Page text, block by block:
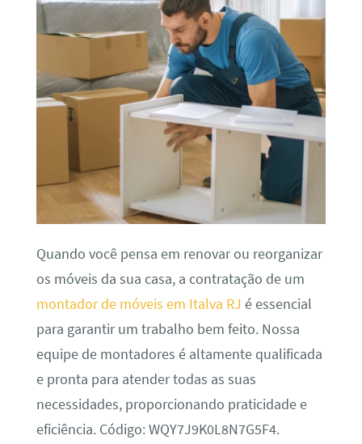
Quando você pensa em renovar ou reorganizar
os móveis da sua casa, a contratação de um
montador de móveis em Italva RJ é essencial
para garantir um trabalho bem feito. Nossa
equipe de montadores é altamente qualificada
e pronta para atender todas as suas
necessidades, proporcionando praticidade e
eficiência. Código: WQY7J9K0L8N7G5F4.